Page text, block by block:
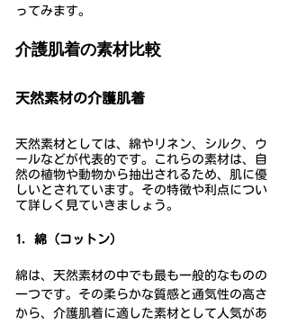
ってみます。
介護肌着の素材比較
天然素材の介護肌着
天然素材としては、綿やリネン、シルク、ウ
ールなどが代表的です。これらの素材は、自
然の植物や動物から抽出されるため、肌に優
しいとされています。その特徴や利点につい
て詳しく見ていきましょう。
1. 綿（コットン）
綿は、天然素材の中でも最も一般的なものの
一つです。その柔らかな質感と通気性の高さ
から、介護肌着に適した素材として人気があ